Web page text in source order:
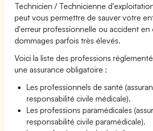
Technicien / Technicienne
peut vous permettre de sauver votre
d'erreur professionnelle ou accident en
dommages parfois très élevés.
Voici la liste des professions
une assurance obligatoire :
Les professionnels de santé
responsabilité civile médicale).
Les professions paramédicales
responsabilité civile paramédicale).